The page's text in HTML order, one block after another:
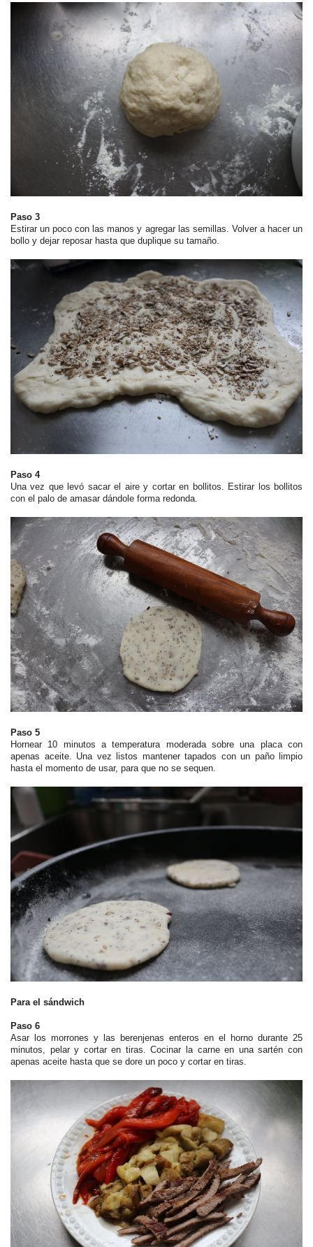
Paso 3
Estirar un poco con las manos y agregar las semillas. Volver a hacer un
bollo y dejar reposar hasta que duplique su tamaño.
Paso 4
Una vez que levó sacar el aire y cortar en bollitos. Estirar los bollitos
con el palo de amasar dándole forma redonda.
Paso 5
Hornear 10 minutos a temperatura moderada sobre una placa con
apenas aceite. Una vez listos mantener tapados con un paño limpio
hasta el momento de usar, para que no se sequen.
Para el sándwich
Paso 6
Asar los morrones y las berenjenas enteros en el horno durante 25
minutos, pelar y cortar en tiras. Cocinar la carne en una sartén con
apenas aceite hasta que se dore un poco y cortar en tiras.